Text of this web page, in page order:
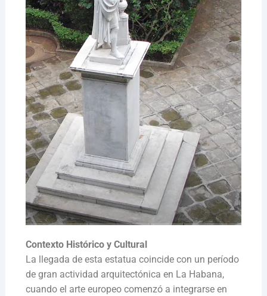
Contexto Histórico y Cultural
La llegada de esta estatua coincide con un período
de gran actividad arquitectónica en La Habana,
cuando el arte europeo comenzó a integrarse en